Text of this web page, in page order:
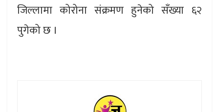
जिल्लामा कोरोना संक्रमण हुनेको सँख्या ६२
पुगेको छ ।